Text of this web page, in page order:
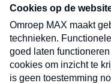
nieuwsbrief. Elke
uw mailbox.